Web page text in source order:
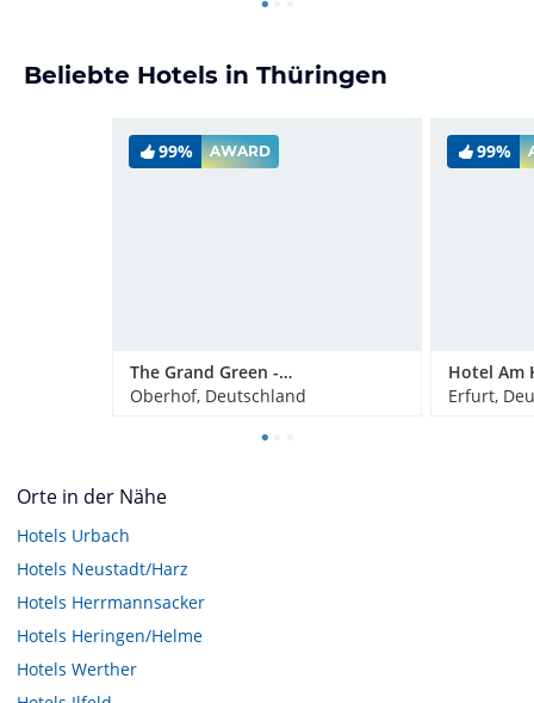
Beliebte Hotels in Thüringen
99% AWARD
The Grand Green - Familux Resort
Oberhof, Deutschland
99%
Hotel Am
Erfurt,
Orte in der Nähe
Hotels Urbach
Hotels Neustadt/Harz
Hotels Herrmannsacker
Hotels Heringen/Helme
Hotels Werther